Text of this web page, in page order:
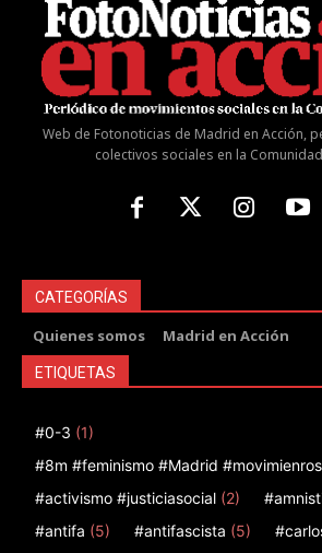
Web de Fotonoticias de Madrid en Acción,
colectivos sociales en la
CATEGORÍAS
Quienes somos Madrid en Acción
ETIQUETAS
#0-3 (1)
#8m #feminismo #Madrid
#activismo #justiciasocial (2)
#antifa (5) #antifascista (5)